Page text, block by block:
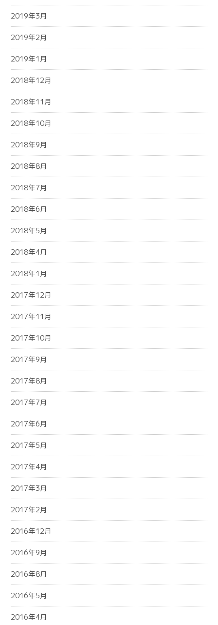
2019年3月
2019年2月
2019年1月
2018年12月
2018年11月
2018年10月
2018年9月
2018年8月
2018年7月
2018年6月
2018年5月
2018年4月
2018年1月
2017年12月
2017年11月
2017年10月
2017年9月
2017年8月
2017年7月
2017年6月
2017年5月
2017年4月
2017年3月
2017年2月
2016年12月
2016年9月
2016年8月
2016年5月
2016年4月